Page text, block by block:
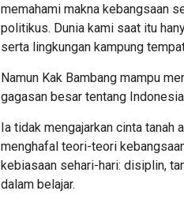
memahami makna kebangsaan
politikus. Dunia kami saat itu
serta lingkungan kampung
Namun Kak Bambang mampu
gagasan besar tentang
Ia tidak mengajarkan cinta tanah
menghafal teori-teori
kebiasaan sehari-hari: disiplin,
dalam belajar.